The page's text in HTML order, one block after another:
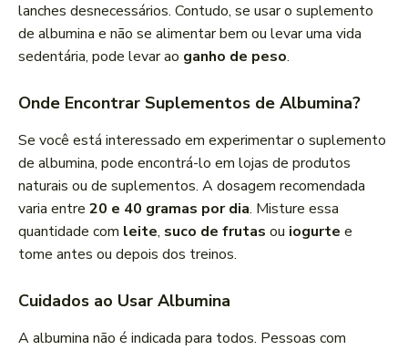
lanches desnecessários. Contudo, se usar o suplemento
de albumina e não se alimentar bem ou levar uma vida
sedentária, pode levar ao ganho de peso.
Onde Encontrar Suplementos de Albumina?
Se você está interessado em experimentar o suplemento
de albumina, pode encontrá-lo em lojas de produtos
naturais ou de suplementos. A dosagem recomendada
varia entre 20 e 40 gramas por dia. Misture essa
quantidade com leite, suco de frutas ou iogurte e
tome antes ou depois dos treinos.
Cuidados ao Usar Albumina
A albumina não é indicada para todos. Pessoas com